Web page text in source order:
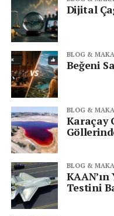
Dijital
BLOG &
Beğeni
BLOG &
Karaçay
BLOG &
Testini